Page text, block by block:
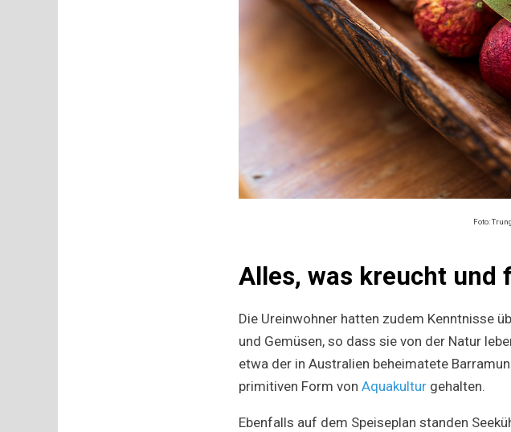
Foto:
Alles, was kreucht und
Die Ureinwohner hatten zudem Kenntnisse
und Gemüsen, so dass sie von der Natur
etwa der in Australien beheimatete
primitiven Form von Aquakultur gehalten.
Ebenfalls auf dem Speiseplan standen